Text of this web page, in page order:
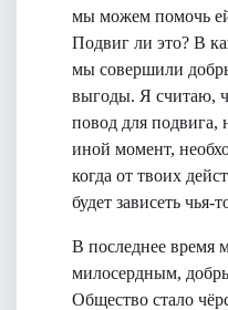
мы можем помочь ей,
Подвиг ли это? В
мы совершили
выгоды. Я считаю,
повод для подвига,
иной момент,
когда от твоих​
будет зависеть чья-
В последнее время
милосердным,
Общество стало